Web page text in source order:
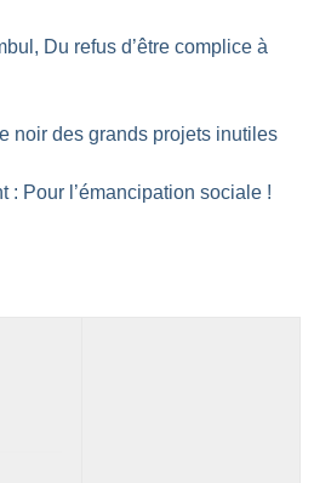
Du refus d’être complice à
noir des grands projets inutiles
: Pour l’émancipation sociale !